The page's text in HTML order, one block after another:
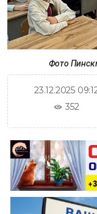
Фото
23.12.2025
352